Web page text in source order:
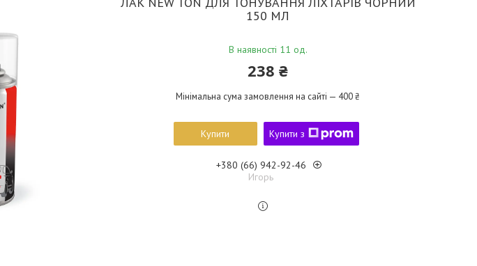
150 МЛ
В наявності 11 од.
238 ₴
Мінімальна сума замовлення на сайті — 400 ₴
Купити Купити з
+380 (66) 942-92-46
Игорь